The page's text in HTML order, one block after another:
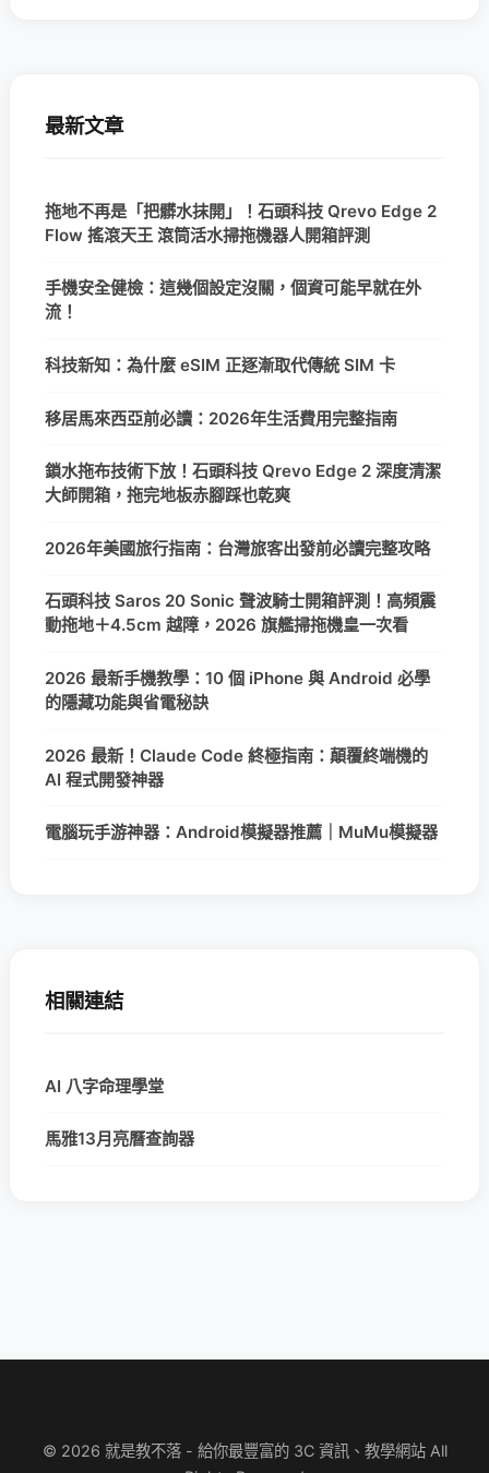
最新文章
拖地不再是「把髒水抹開」！石頭科技 Qrevo Edge 2
Flow 搖滾天王 滾筒活水掃拖機器人開箱評測
手機安全健檢：這幾個設定沒關，個資可能早就在外
流！
科技新知：為什麼 eSIM 正逐漸取代傳統 SIM 卡
移居馬來西亞前必讀：2026年生活費用完整指南
鎖水拖布技術下放！石頭科技 Qrevo Edge 2 深度清潔
大師開箱，拖完地板赤腳踩也乾爽
2026年美國旅行指南：台灣旅客出發前必讀完整攻略
石頭科技 Saros 20 Sonic 聲波騎士開箱評測！高頻震
動拖地＋4.5cm 越障，2026 旗艦掃拖機皇一次看
2026 最新手機教學：10 個 iPhone 與 Android 必學
的隱藏功能與省電秘訣
2026 最新！Claude Code 終極指南：顛覆終端機的
AI 程式開發神器
電腦玩手游神器：Android模擬器推薦｜MuMu模擬器
相關連結
AI 八字命理學堂
馬雅13月亮曆查詢器
© 2026 就是教不落 - 給你最豐富的 3C 資訊、教學網站 All